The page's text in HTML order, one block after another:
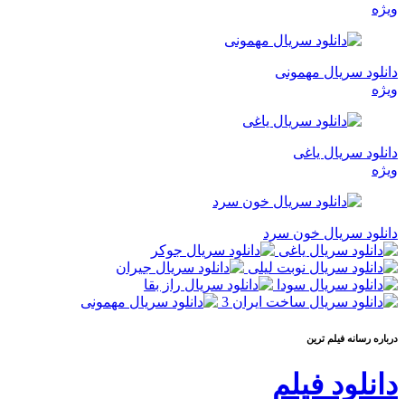
ویژه
دانلود سریال مهمونی
ویژه
دانلود سریال یاغی
ویژه
دانلود سریال خون سرد
درباره رسانه فيلم ترين
دانلود فیلم